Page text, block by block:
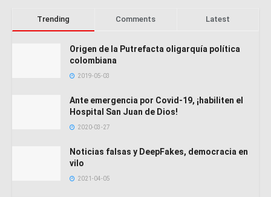
Trending Comments Latest
Origen de la Putrefacta oligarquía política
colombiana
2019-05-03
Ante emergencia por Covid-19, ¡habiliten el
Hospital San Juan de Dios!
2020-03-27
Noticias falsas y DeepFakes, democracia en
vilo
2021-04-05